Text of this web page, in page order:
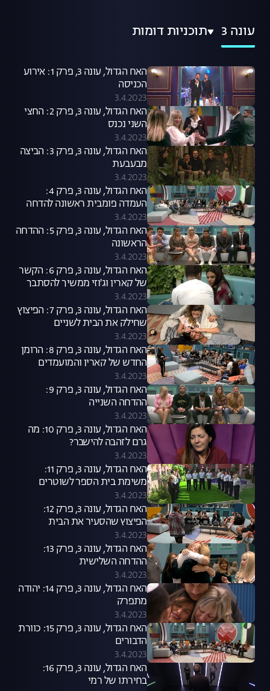
עונה 3 תוכניות דומות
האח הגדול, עונה 3, פרק 1: אירוע
הכניסה
3.4.2023
האח הגדול, עונה 3, פרק 2: החצי
השני נכנס
3.4.2023
האח הגדול, עונה 3, פרק 3: הביצה
מבעבעת
3.4.2023
האח הגדול, עונה 3, פרק 4:
העמדה פומבית ראשונה להדחה
3.4.2023
האח הגדול, עונה 3, פרק 5: ההדחה
הראשונה
3.4.2023
האח הגדול, עונה 3, פרק 6: הקשר
של קארין וג'וזי ממשיך להסתבך
3.4.2023
האח הגדול, עונה 3, פרק 7: הפיצוץ
שחילק את הבית לשניים
3.4.2023
האח הגדול, עונה 3, פרק 8: הרומן
החדש של קארין והמועמדים
להדחה
3.4.2023
האח הגדול, עונה 3, פרק 9:
ההדחה השנייה
3.4.2023
האח הגדול, עונה 3, פרק 10: מה
גרם לזהבה להישבר?
3.4.2023
האח הגדול, עונה 3, פרק 11:
משימת בית הספר לשוטרים
3.4.2023
האח הגדול, עונה 3, פרק 12:
הפיצוץ שהסעיר את הבית
והמועמדים להדחה
3.4.2023
האח הגדול, עונה 3, פרק 13:
ההדחה השלישית
3.4.2023
האח הגדול, עונה 3, פרק 14: יהודה
מתפרק
3.4.2023
האח הגדול, עונה 3, פרק 15: כוורת
הדבורים
3.4.2023
האח הגדול, עונה 3, פרק 16:
בחירתו של רמי